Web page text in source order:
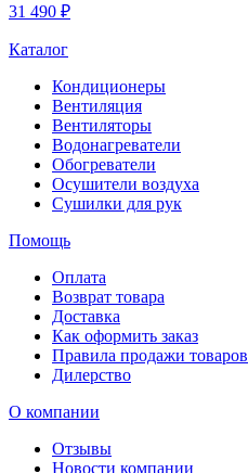
31 490 ₽
Каталог
Кондиционеры
Вентиляция
Вентиляторы
Водонагреватели
Обогреватели
Осушители воздуха
Сушилки для рук
Помощь
Оплата
Возврат товара
Доставка
Как оформить заказ
Правила продажи товаров
Дилерство
О компании
Отзывы
Новости компании